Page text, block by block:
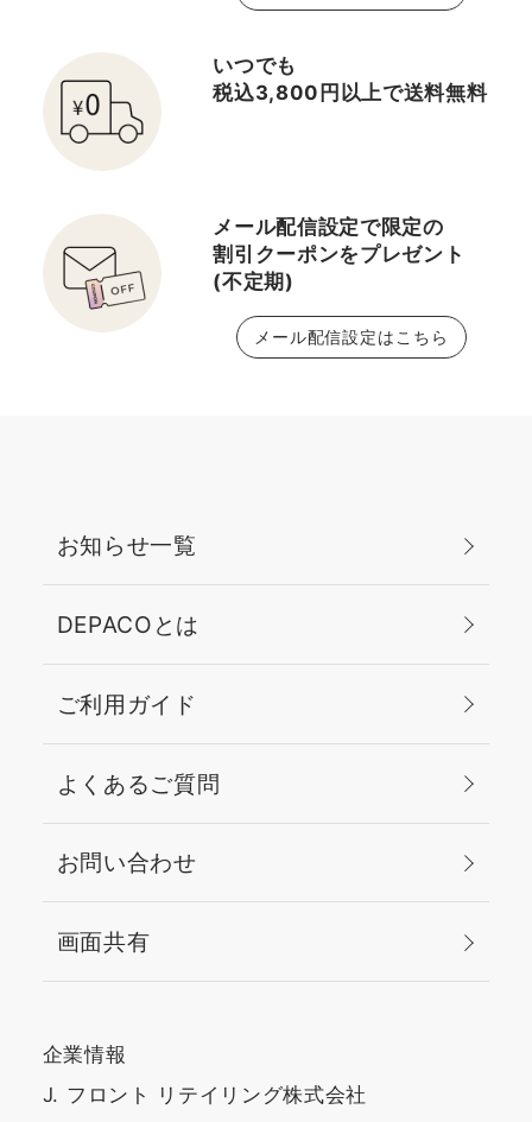
いつでも
税込3,800円以上で送料無料
メール配信設定で限定の
割引クーポンをプレゼント
(不定期)
メール配信設定はこちら
お知らせ一覧
DEPACOとは
ご利用ガイド
よくあるご質問
お問い合わせ
画面共有
企業情報
J. フロント リテイリング株式会社